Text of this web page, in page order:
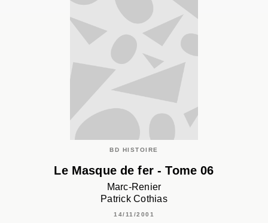
BD HISTOIRE
Le Masque de fer - Tome 06
Marc-Renier
Patrick Cothias
14/11/2001